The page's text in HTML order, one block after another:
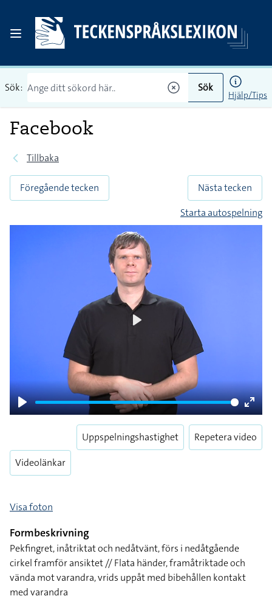
Sök: Sök
Hjälp/Tips
Facebook
Tillbaka
Föregående tecken
Nästa tecken
Starta autospelning
Play
Enter
Videolänkar
Uppspelningshastighet Repetera video
Visa foton
Formbeskrivning
Pekfingret, inåtriktat och nedåtvänt, förs i nedåtgående
cirkel framför ansiktet // Flata händer, framåtriktade och
vända mot varandra, vrids uppåt med bibehållen kontakt
med varandra